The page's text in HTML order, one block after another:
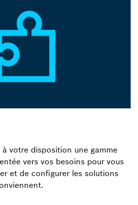
votre disposition une gamme
vers vos besoins pour vous
et de configurer les solutions